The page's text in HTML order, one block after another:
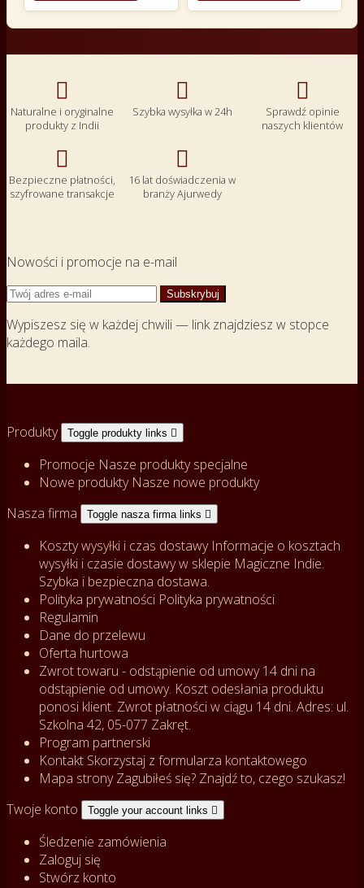

Naturalne i oryginalne
produkty z Indii

Szybka wysyłka w 24h

Sprawdź opinie
naszych klientów

Bezpieczne płatności,
szyfrowane transakcje

16 lat doświadczenia w
branży Ajurwedy
Nowości i promocje na e-mail
Wypiszesz się w każdej chwili — link znajdziesz w stopce
każdego maila.
Produkty Toggle produkty links 
Promocje Nasze produkty specjalne
Nowe produkty Nasze nowe produkty
Nasza firma
Toggle nasza firma links 
Koszty wysyłki i czas dostawy Informacje o kosztach
wysyłki i czasie dostawy w sklepie Magiczne Indie.
Szybka i bezpieczna dostawa.
Polityka prywatności Polityka prywatności
Regulamin
Dane do przelewu
Oferta hurtowa
Zwrot towaru - odstąpienie od umowy14 dni na
odstąpienie od umowy. Koszt odesłania produktu
ponosi klient. Zwrot płatności w ciągu 14 dni. Adres: ul.
Szkolna 42, 05-077 Zakręt.
Program partnerski
Kontakt Skorzystaj z formularza kontaktowego
Mapa stronyZagubiłeś się? Znajdź to, czego szukasz!
Twoje konto
Toggle your account links 
Śledzenie zamówienia
Zaloguj się
Stwórz konto